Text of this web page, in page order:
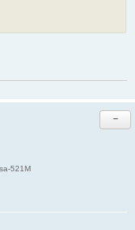
521M
−